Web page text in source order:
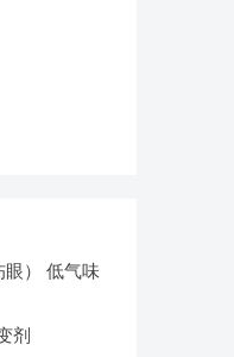
眼） 低气味
剂